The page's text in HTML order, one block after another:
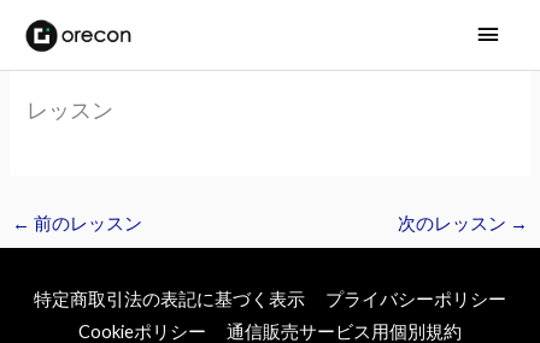
メ
イ
ニ
ー
レッスン
← 前のレッスン 次のレッスン →
特定商取引法の表記に基づく表示
プライバシーポリシー
Cookieポリシー
通信販売サービス用個別規約